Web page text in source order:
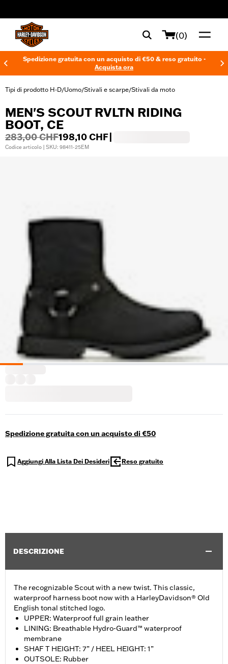
(0)
Spedizione gratuita con un acquisto di €50 & reso gratuito -
Acquista ora
Tipi di prodotto H-D/Uomo/Stivali e scarpe/Stivali da moto
MEN'S SCOUT RVLTN RIDING
BOOT, CE
283,00 CHF198,10 CHF
Codice articolo | SKU: 98411-25EM
Spedizione gratuita con un acquisto di €50
Aggiungi Alla Lista Dei Desideri Reso gratuito
DESCRIZIONE
The recognizable Scout with a new twist. This classic,
waterproof harness boot now with a HarleyDavidson® Old
English tonal stitched logo.
UPPER: Waterproof full grain leather
LINING: Breathable Hydro-Guard™ waterproof
membrane
SHAF T HEIGHT: 7” / HEEL HEIGHT: 1”
OUTSOLE: Rubber